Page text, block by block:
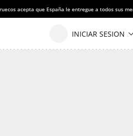
acepta que España le entregue a todos sus